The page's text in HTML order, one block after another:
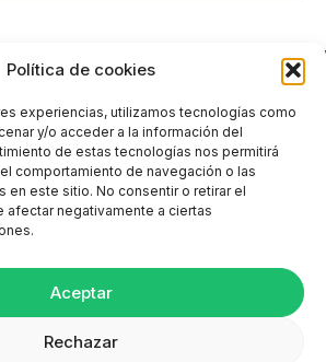
Polí­tica de cookies
experiencias, utilizamos tecnologías como
y/o acceder a la información del
de estas tecnologías nos permitirá
comportamiento de navegación o las
en este sitio. No consentir o retirar el
afectar negativamente a ciertas
Aceptar
Rechazar